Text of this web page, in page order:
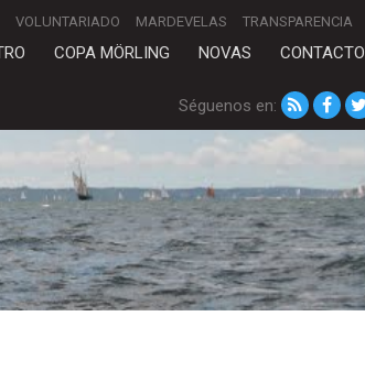
VOLUNTARIADO MARDEVELAS TRANSPARENCIA
COPA MÖRLING NOVAS CONTACTO
Séguenos en: